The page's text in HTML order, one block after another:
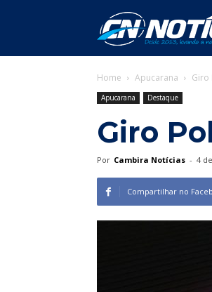
Home Apucarana Giro
Apucarana Destaque
Giro
Por Cambira Notícias - 4
Compartilhar no